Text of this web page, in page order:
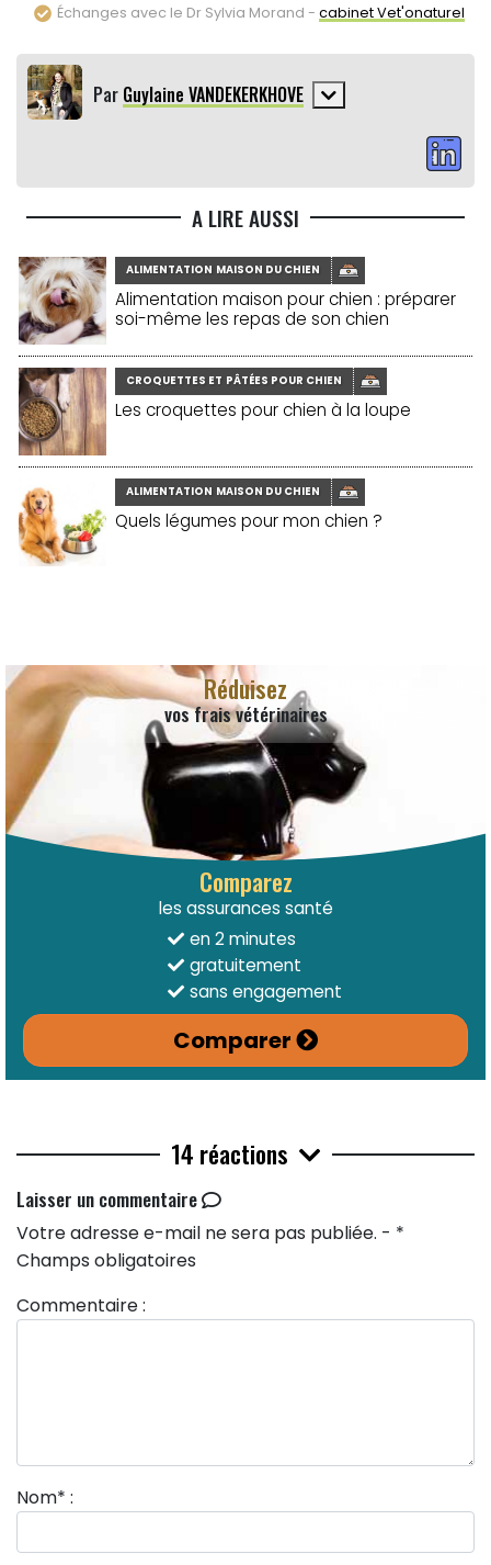
Échanges avec le Dr Sylvia Morand - cabinet Vet'onaturel
Par Guylaine VANDEKERKHOVE
A LIRE AUSSI
ALIMENTATION MAISON DU CHIEN
Alimentation maison pour chien : préparer
soi-même les repas de son chien
CROQUETTES ET PÂTÉES POUR CHIEN
Les croquettes pour chien à la loupe
ALIMENTATION MAISON DU CHIEN
Quels légumes pour mon chien ?
Réduisez
vos frais vétérinaires
Comparez
les assurances santé
en 2 minutes
gratuitement
sans engagement
Comparer
14 réactions
Laisser un commentaire
Votre adresse e-mail ne sera pas publiée. - *
Champs obligatoires
Commentaire :
Nom* :